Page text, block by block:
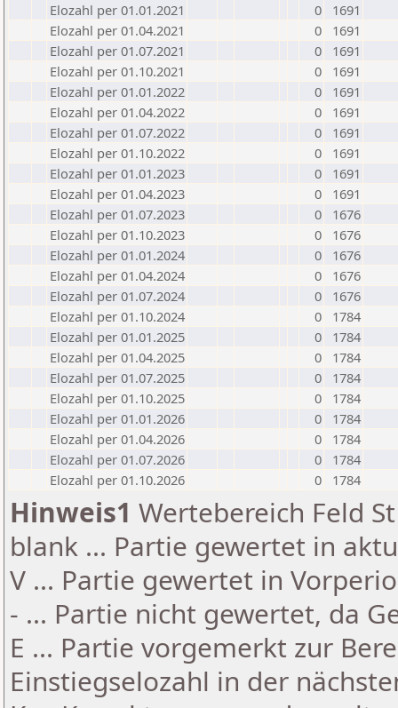
Elozahl per 01.01.2021
0
1691
Elozahl per 01.04.2021
0
1691
Elozahl per 01.07.2021
0
1691
Elozahl per 01.10.2021
0
1691
Elozahl per 01.01.2022
0
1691
Elozahl per 01.04.2022
0
1691
Elozahl per 01.07.2022
0
1691
Elozahl per 01.10.2022
0
1691
Elozahl per 01.01.2023
0
1691
Elozahl per 01.04.2023
0
1691
Elozahl per 01.07.2023
0
1676
Elozahl per 01.10.2023
0
1676
Elozahl per 01.01.2024
0
1676
Elozahl per 01.04.2024
0
1676
Elozahl per 01.07.2024
0
1676
Elozahl per 01.10.2024
0
1784
Elozahl per 01.01.2025
0
1784
Elozahl per 01.04.2025
0
1784
Elozahl per 01.07.2025
0
1784
Elozahl per 01.10.2025
0
1784
Elozahl per 01.01.2026
0
1784
Elozahl per 01.04.2026
0
1784
Elozahl per 01.07.2026
0
1784
Elozahl per 01.10.2026
0 1784
Hinweis1 Wertebereich Feld
blank ... Partie gewertet in
V ... Partie gewertet in
- ... Partie nicht gewertet, da
E ... Partie vorgemerkt zur
Einstiegselozahl in der